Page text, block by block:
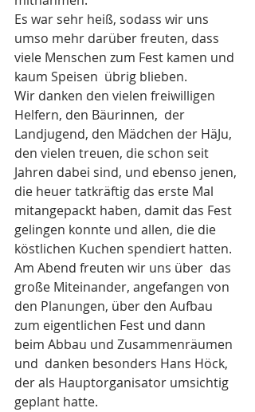
Es war sehr heiß, sodass wir uns
umso mehr darüber freuten, dass
viele Menschen zum Fest kamen und
kaum Speisen  übrig blieben.
Wir danken den vielen freiwilligen
Helfern, den Bäurinnen,  der
Landjugend, den Mädchen der HäJu,
den vielen treuen, die schon seit
Jahren dabei sind, und ebenso jenen,
die heuer tatkräftig das erste Mal
mitangepackt haben, damit das Fest
gelingen konnte und allen, die die
köstlichen Kuchen spendiert hatten.
Am Abend freuten wir uns über  das
große Miteinander, angefangen von
den Planungen, über den Aufbau
zum eigentlichen Fest und dann
beim Abbau und Zusammenräumen
und  danken besonders Hans Höck,
der als Hauptorganisator umsichtig
geplant hatte.